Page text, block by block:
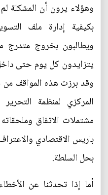
وهؤلاء يرون أن المشكلة
بكيفية إدارة ملف
ويطالبون بخروج متدرج
يتزايدون كل يوم حتى
وقد برزت هذه المواقف
المركزي لمنظمة
مشتملات الاتفاق
باريس الاقتصادي
بحل السلطة.
أما إذا تحدثنا عن